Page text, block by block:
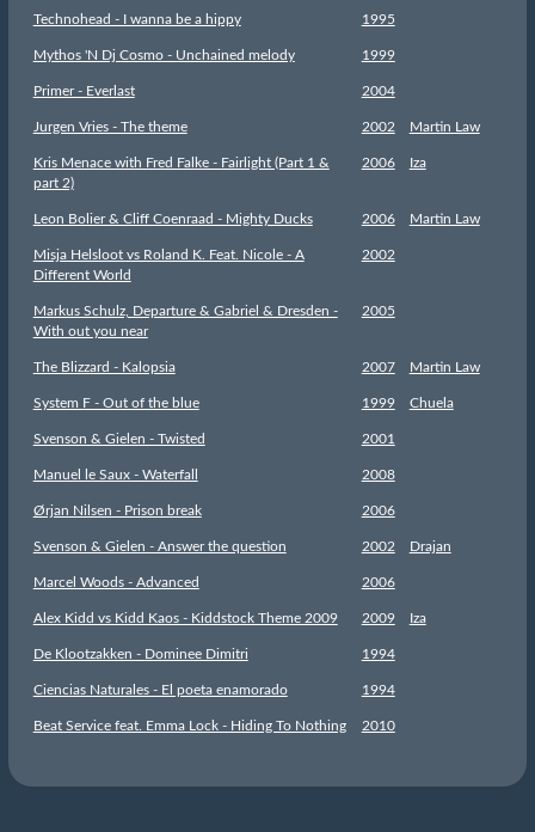
Technohead - I wanna be a hippy 1995
Mythos 'N Dj Cosmo - Unchained melody 1999
Primer - Everlast 2004
Jurgen Vries - The theme 2002 Martin Law
Kris Menace with Fred Falke - Fairlight (Part 1 &
part 2)
2006 Iza
Leon Bolier & Cliff Coenraad - Mighty Ducks 2006 Martin Law
Misja Helsloot vs Roland K. Feat. Nicole - A
Different World
2002
Markus Schulz, Departure & Gabriel & Dresden -
With out you near
2005
The Blizzard - Kalopsia 2007 Martin Law
System F - Out of the blue 1999 Chuela
Svenson & Gielen - Twisted 2001
Manuel le Saux - Waterfall 2008
Ørjan Nilsen - Prison break 2006
Svenson & Gielen - Answer the question 2002 Drajan
Marcel Woods - Advanced 2006
Alex Kidd vs Kidd Kaos - Kiddstock Theme 2009 2009 Iza
De Klootzakken - Dominee Dimitri 1994
Ciencias Naturales - El poeta enamorado 1994
Beat Service feat. Emma Lock - Hiding To Nothing 2010